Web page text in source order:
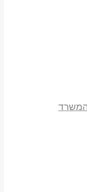
המשרד